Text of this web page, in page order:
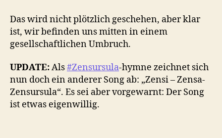
Das wird nicht plötzlich geschehen, aber klar
ist, wir befinden uns mitten in einem
gesellschaftlichen Umbruch.
UPDATE:Als#Zensursula-hymne zeichnet sich
nun doch ein anderer Song ab: „Zensi – Zensa-
Zensursula“. Es sei aber vorgewarnt: Der Song
ist etwas eigenwillig.